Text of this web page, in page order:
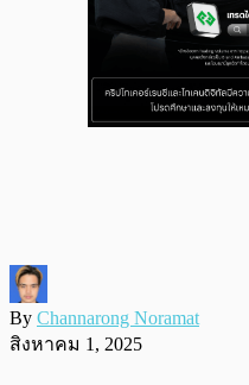
By Channarong Noramat
สิงหาคม 1, 2025